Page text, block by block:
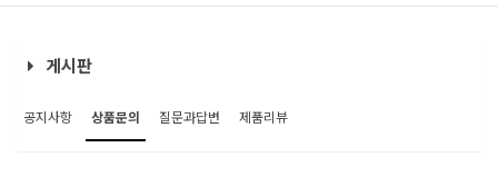
게시판
공지사항 상품문의 질문과답변 제품리뷰